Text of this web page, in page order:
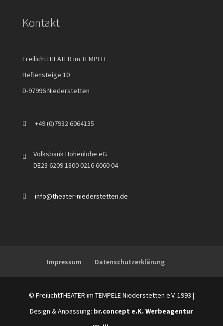
Kontakt
FreilichtTHEATER im TEMPELE
Heftensteige 10
D-97996 Niederstetten
+49 (0)7932 6064135
Volksbank Hohenlohe eG
DE23 6209 1800 0216 6060 04
info@theater-niederstetten.de
Impressum Datenschutzerklärung
© FreilichtTHEATER im TEMPELE Niederstetten e.V. 1993 |
Design & Anpassung: br.concept e.K. Werbeagentur